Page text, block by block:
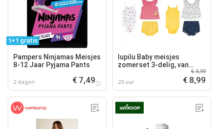
1+1 gratis
Pampers Ninjamas Meisjes
8-12 Jaar Pyjama Pants
2 dagen € 7,49
lupilu Baby meisjes
zomerset 3-delig, van
zuiver biologisch katoen
23 uur
€ 9,99
€ 8,99